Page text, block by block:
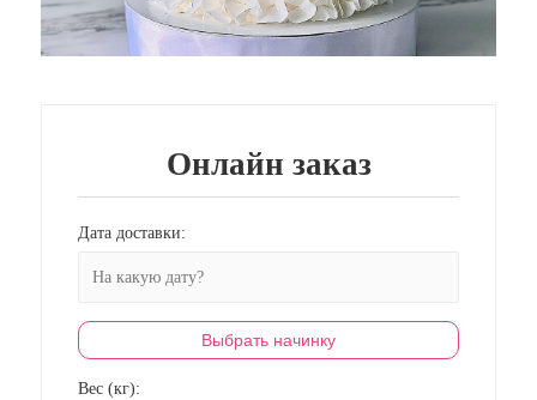
Онлайн заказ
Дата доставки:
Выбрать начинку
Вес (кг):